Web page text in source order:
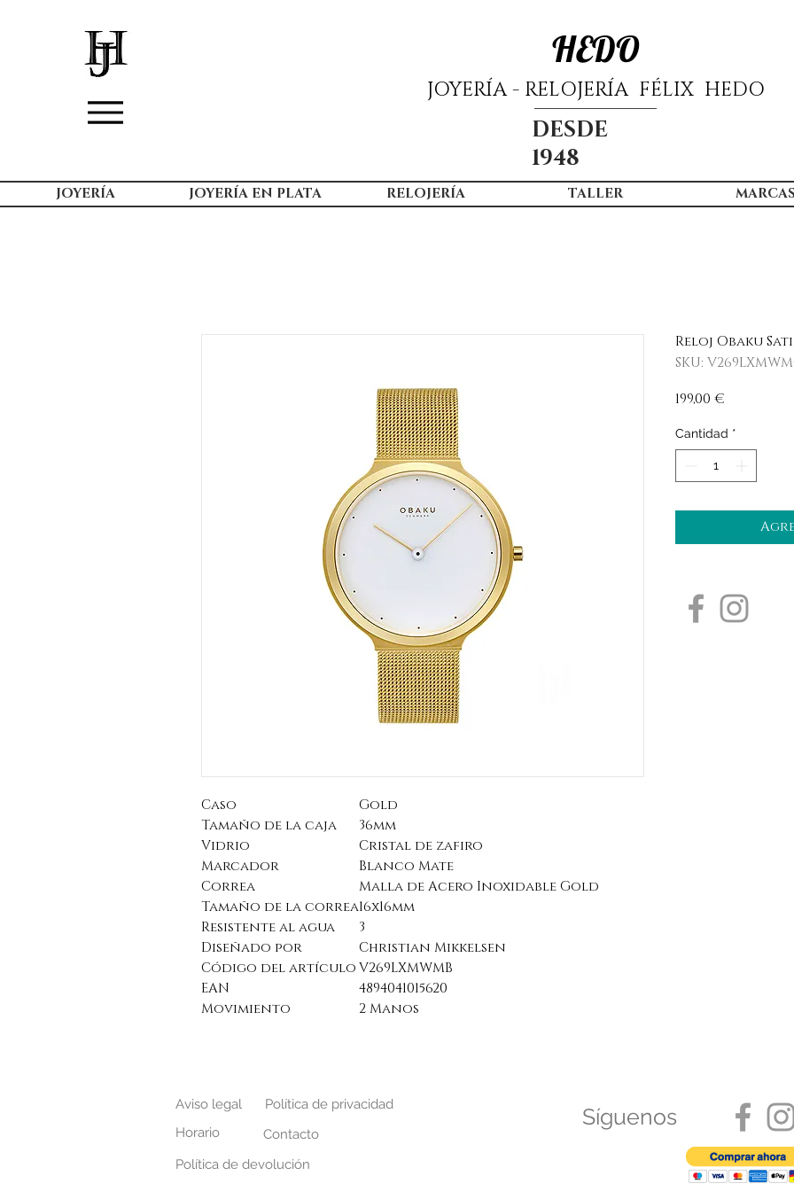
HEDO
JOYERÍA - RELOJERÍA FÉLIX HEDO
DESDE
1948
JOYERÍA JOYERÍA EN PLATA RELOJERÍA TALLER
Caso
Gold
Tamaño de la caja
36mm
Vidrio
Cristal de zafiro
Marcador
Blanco Mate
Correa
Malla de Acero Inoxidable Gold
Tamaño de la correa16x16mm
Resistente al agua
3
Diseñado por
Christian Mikkelsen
Código del artículoV269LXMWMB
EAN
4894041015620
Movimiento
2 Manos
Reloj Obaku
SKU:
199,00 €
Cantidad *
Aviso legal
Horario
Política de privacidad
Contacto
Política de devolución
Síguenos